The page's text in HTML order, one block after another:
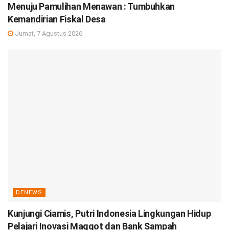
Menuju Pamulihan Menawan : Tumbuhkan
Kemandirian Fiskal Desa
Jumat, 7 Agustus 2026
DENEWS
Kunjungi Ciamis, Putri Indonesia Lingkungan Hidup
Pelajari Inovasi Maggot dan Bank Sampah